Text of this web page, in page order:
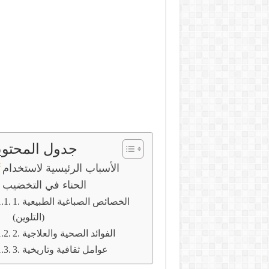
جدول
الأسباب الرئيسية لاستخدام
الحناء في التخضيب
1. الخصائص الصباغية الطبيعية
(التلوين)
2. الفوائد الصحية والعلاجية
3. عوامل ثقافية وتاريخية